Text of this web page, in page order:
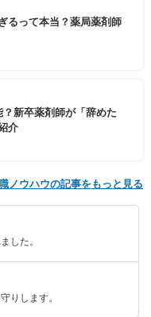
るって本当？薬局薬剤師
新卒薬剤師が「辞めた
介
ノウハウの記事をもっと見る
した。
りします。